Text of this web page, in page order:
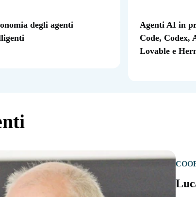
degli agenti
Agenti AI in
Code, Codex,
Lovable e